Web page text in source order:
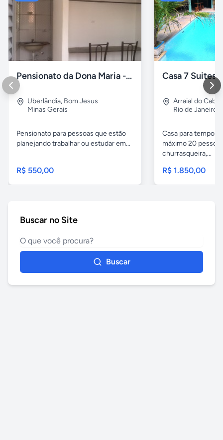
Pensionato da Dona Maria - Uberlândia/MG
Uberlândia, Bom Jesus
Minas Gerais
Pensionato para pessoas que estão
planejando trabalhar ou estudar em...
R$ 550,00
Arraial do Cabo
Rio de Janeiro
Casa para
máximo 20
churrasqueira,...
R$ 1.850,00
Buscar no Site
Buscar